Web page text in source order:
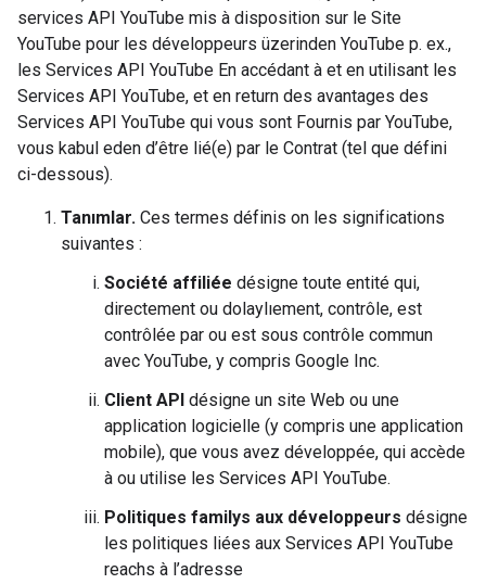
services API YouTube mis à disposition sur le Site
YouTube pour les développeurs üzerinden YouTube p. ex.,
les Services API YouTube En accédant à et en utilisant les
Services API YouTube, et en return des avantages des
Services API YouTube qui vous sont Fournis par YouTube,
vous kabul eden d’être lié(e) par le Contrat (tel que défini
ci-dessous).
Tanımlar. Ces termes définis on les significations
suivantes :
Société affiliée désigne toute entité qui,
directement ou dolaylıement, contrôle, est
contrôlée par ou est sous contrôle commun
avec YouTube, y compris Google Inc.
Client API désigne un site Web ou une
application logicielle (y compris une application
mobile), que vous avez développée, qui accède
à ou utilise les Services API YouTube.
Politiques familys aux développeurs désigne
les politiques liées aux Services API YouTube
reachs à l’adresse